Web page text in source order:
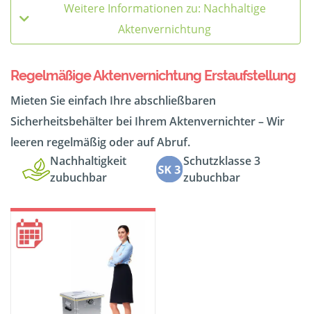
Weitere Informationen zu: Nachhaltige
Aktenvernichtung
Regelmäßige Aktenvernichtung Erstaufstellung
Mieten Sie einfach Ihre abschließbaren
Sicherheitsbehälter bei Ihrem Aktenvernichter – Wir
leeren regelmäßig oder auf Abruf.
Nachhaltigkeit
zubuchbar
Schutzklasse 3
zubuchbar